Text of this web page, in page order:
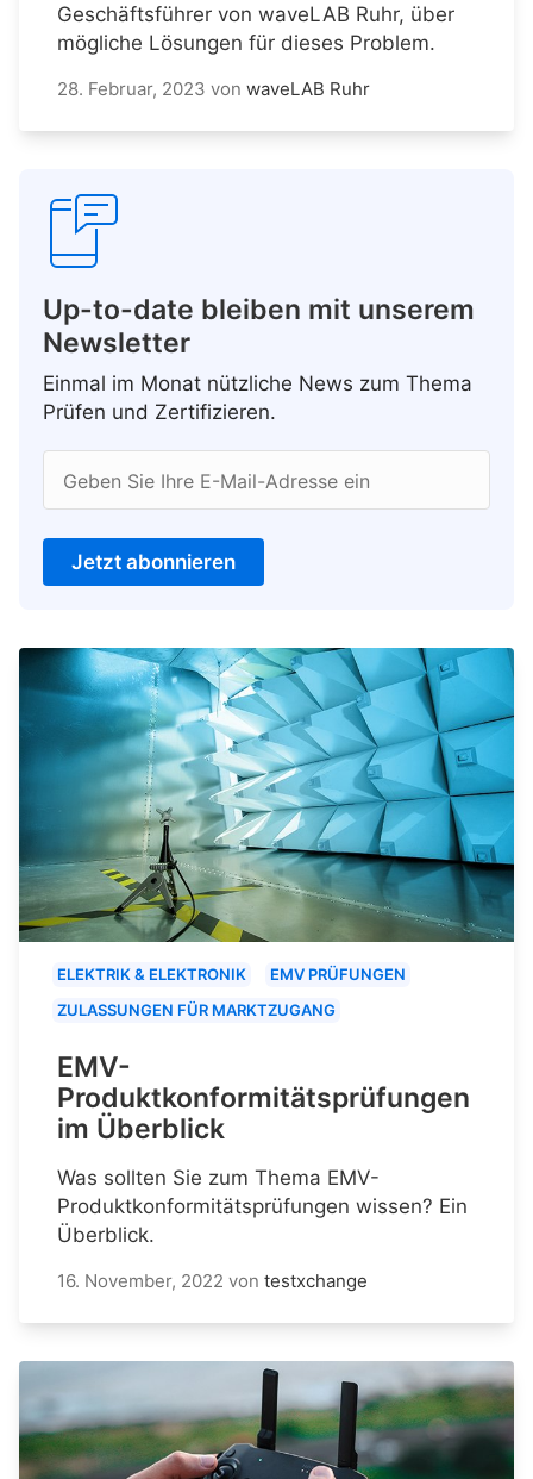
Geschäftsführer von waveLAB Ruhr, über
mögliche Lösungen für dieses Problem.
28. Februar, 2023 von waveLAB Ruhr
Up-to-date bleiben mit unserem
Newsletter
Einmal im Monat nützliche News zum Thema
Prüfen und Zertifizieren.
Geben Sie Ihre E-Mail-Adresse ein
Jetzt abonnieren
ELEKTRIK & ELEKTRONIK
EMV PRÜFUNGEN
ZULASSUNGEN FÜR MARKTZUGANG
EMV-
Produktkonformitätsprüfungen
im Überblick
Was sollten Sie zum Thema EMV-
Produktkonformitätsprüfungen wissen? Ein
Überblick.
16. November, 2022 von testxchange